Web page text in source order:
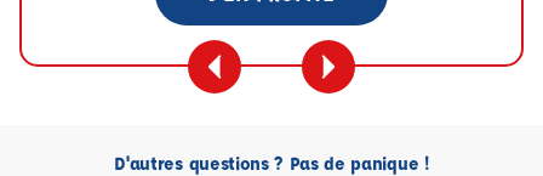
D'autres questions ? Pas de panique !